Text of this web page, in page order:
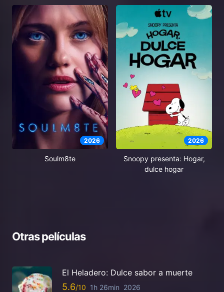
2026
Soulm8te
2026
Snoopy presenta: Hogar,
dulce hogar
Otras películas
El Heladero: Dulce sabor a muerte
5.6 1h 26min 2026